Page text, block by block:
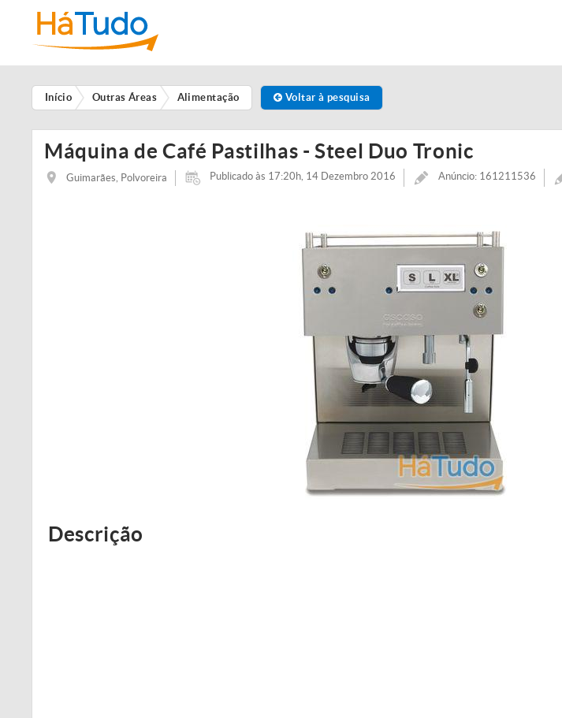
Início Outras Áreas Alimentação Voltar à pesquisa
Máquina de Café Pastilhas - Steel Duo Tronic
Guimarães, Polvoreira Publicado às 17:20h, 14 Dezembro 2016 Anúncio: 161211536
Descrição